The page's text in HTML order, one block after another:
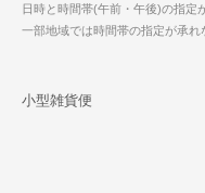
日時と時間帯(午前・午後)の指定
一部地域では時間帯の指定が承れ
小型雑貨便